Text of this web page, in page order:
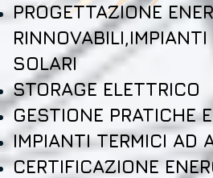
PROGETTAZIONE
SOLARI
STORAGE ELETTRICO
GESTIONE PRATICHE
IMPIANTI TERMICI AD
CERTIFICAZIONE